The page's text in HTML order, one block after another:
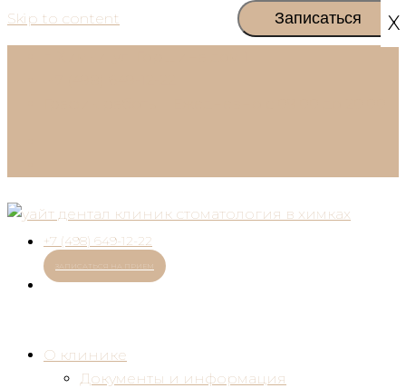
Skip to content
+7 (498) 649-12-22
ЗАПИСАТЬСЯ НА ПРИЕМ
О клинике
Документы и информация
X